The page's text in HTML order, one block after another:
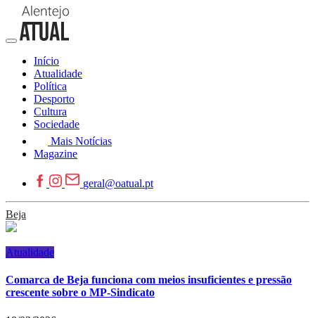
Início
Atualidade
Política
Desporto
Cultura
Sociedade
Mais Notícias
Magazine
geral@oatual.pt
Beja
Atualidade
Comarca de Beja funciona com meios insuficientes e pressão
crescente sobre o MP-Sindicato